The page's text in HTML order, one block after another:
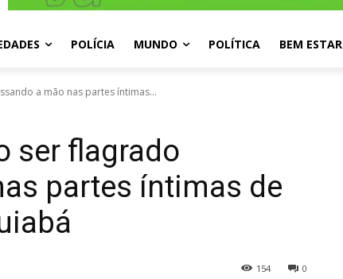
POLÍCIA MUNDO POLÍTICA BEM ESTAR
a mão nas partes íntimas...
ser flagrado
partes íntimas de
0
154